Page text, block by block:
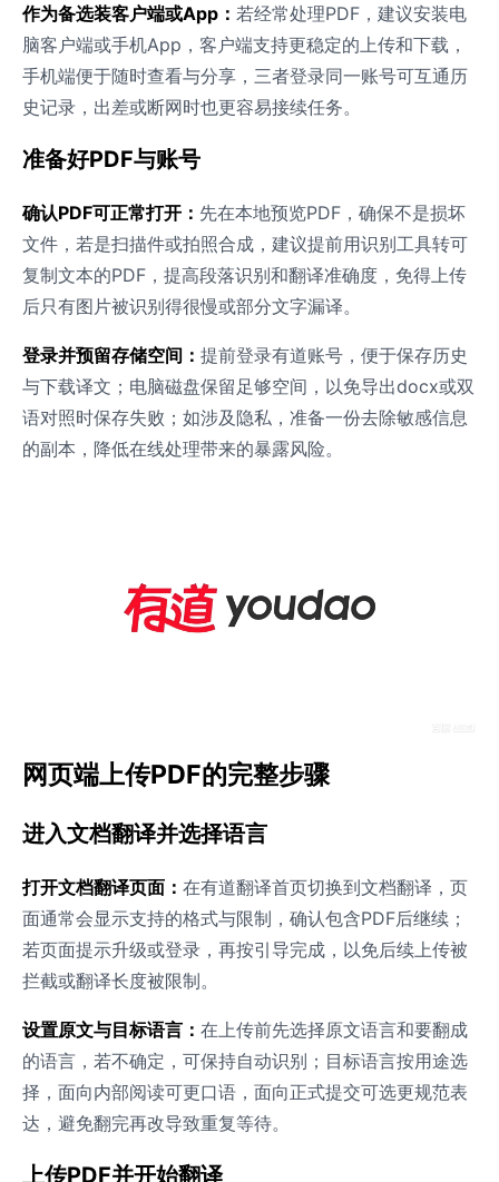
作为备选装客户端或App： 若经常处理PDF，建议安装电
脑客户端或手机App，客户端支持更稳定的上传和下载，
手机端便于随时查看与分享，三者登录同一账号可互通历
史记录，出差或断网时也更容易接续任务。
准备好PDF与账号
确认PDF可正常打开： 先在本地预览PDF，确保不是损坏
文件，若是扫描件或拍照合成，建议提前用识别工具转可
复制文本的PDF，提高段落识别和翻译准确度，免得上传
后只有图片被识别得很慢或部分文字漏译。
登录并预留存储空间： 提前登录有道账号，便于保存历史
与下载译文；电脑磁盘保留足够空间，以免导出docx或双
语对照时保存失败；如涉及隐私，准备一份去除敏感信息
的副本，降低在线处理带来的暴露风险。
网页端上传PDF的完整步骤
进入文档翻译并选择语言
打开文档翻译页面： 在有道翻译首页切换到文档翻译，页
面通常会显示支持的格式与限制，确认包含PDF后继续；
若页面提示升级或登录，再按引导完成，以免后续上传被
拦截或翻译长度被限制。
设置原文与目标语言： 在上传前先选择原文语言和要翻成
的语言，若不确定，可保持自动识别；目标语言按用途选
择，面向内部阅读可更口语，面向正式提交可选更规范表
达，避免翻完再改导致重复等待。
上传PDF并开始翻译